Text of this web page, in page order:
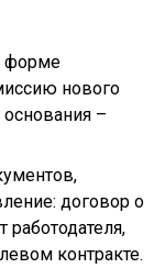
форме
нового
–
договор о
работодателя,
контракте.